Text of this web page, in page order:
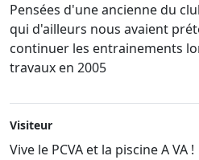
Pensées d'une ancienne du
qui d'ailleurs nous avaient
continuer les entrainements
travaux en 2005
Visiteur
Vive le PCVA et la piscine A VA !